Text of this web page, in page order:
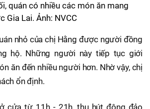
quán có nhiều các món ăn mang
Gia Lai. Ảnh: NVCC
nhỏ của chị Hằng được người đồng
hộ. Những người này tiếp tục giới
ăn đến nhiều người hơn. Nhờ vậy, chị
ổn định.